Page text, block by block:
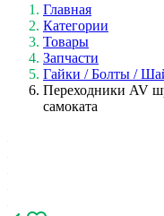
Главная
Категории
Товары
Запчасти
Гайки / Болты /
Переходники AV
самоката